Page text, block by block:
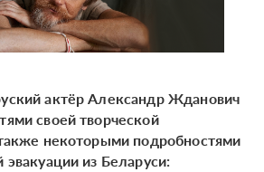
актёр Александр Жданович
своей творческой
некоторыми подробностями
эвакуации из Беларуси: